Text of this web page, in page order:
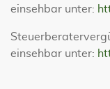
einsehbar unter:
einsehbar unter: